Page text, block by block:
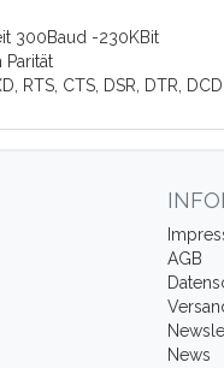
300Baud -230KBit
Parität
RTS, CTS, DSR, DTR,
AGB
News